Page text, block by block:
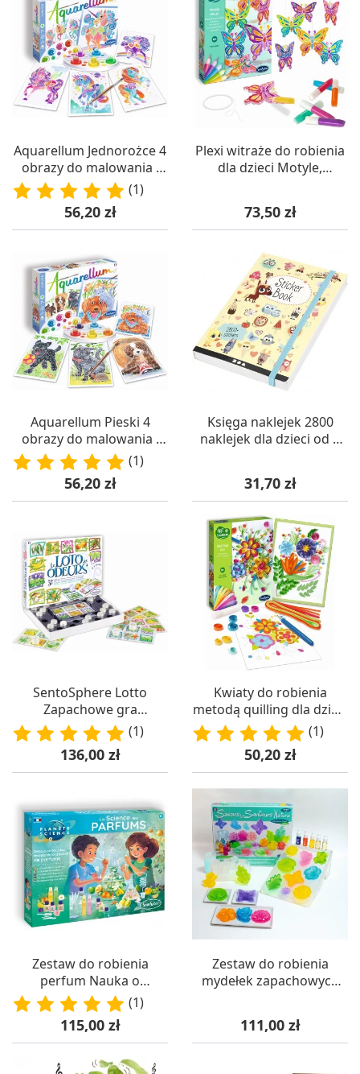
Aquarellum Jednorożce 4
obrazy do malowania i
farby, SentoSphere
(1)
Cena
56,20 zł
Plexi witraże do robienia
dla dzieci Motyle,
Cena
73,50 zł
Aquarellum Pieski 4
obrazy do malowania i
farby, SentoSphere
(1)
Cena
56,20 zł
Księga naklejek 2800
naklejek dla dzieci od 3
Cena
31,70 zł
SentoSphere Lotto
Zapachowe gra
sensoryczna (1)
Cena
136,00 zł
Kwiaty do robienia
metodą quilling dla dzieci
+8, SentoSphere(1)
Cena
50,20 zł
Zestaw do robienia
perfum Nauka o
Perfumach +8,
SentoSphere
(1)
Cena
115,00 zł
Zestaw do robienia
mydełek zapachowych
Cena
111,00 zł